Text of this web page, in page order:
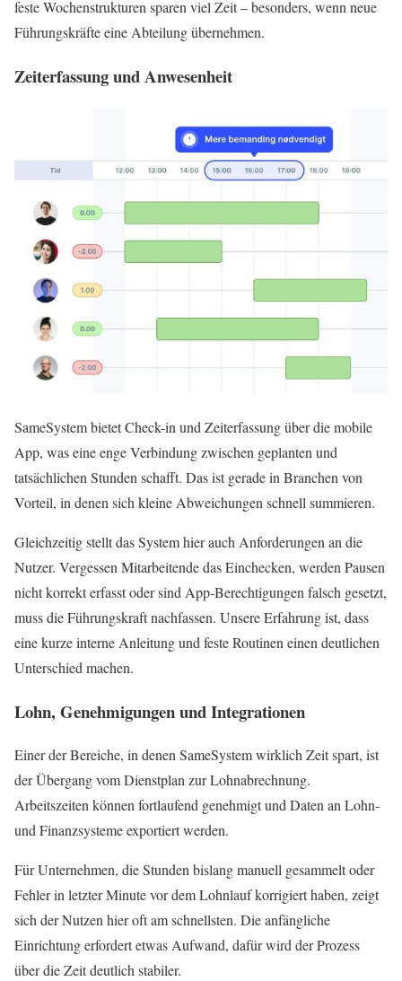
feste Wochenstrukturen sparen viel Zeit – besonders, wenn neue
Führungskräfte eine Abteilung übernehmen.
Zeiterfassung und Anwesenheit
SameSystem bietet Check-in und Zeiterfassung über die mobile
App, was eine enge Verbindung zwischen geplanten und
tatsächlichen Stunden schafft. Das ist gerade in Branchen von
Vorteil, in denen sich kleine Abweichungen schnell summieren.
Gleichzeitig stellt das System hier auch Anforderungen an die
Nutzer. Vergessen Mitarbeitende das Einchecken, werden Pausen
nicht korrekt erfasst oder sind App-Berechtigungen falsch gesetzt,
muss die Führungskraft nachfassen. Unsere Erfahrung ist, dass
eine kurze interne Anleitung und feste Routinen einen deutlichen
Unterschied machen.
Lohn, Genehmigungen und Integrationen
Einer der Bereiche, in denen SameSystem wirklich Zeit spart, ist
der Übergang vom Dienstplan zur Lohnabrechnung.
Arbeitszeiten können fortlaufend genehmigt und Daten an Lohn-
und Finanzsysteme exportiert werden.
Für Unternehmen, die Stunden bislang manuell gesammelt oder
Fehler in letzter Minute vor dem Lohnlauf korrigiert haben, zeigt
sich der Nutzen hier oft am schnellsten. Die anfängliche
Einrichtung erfordert etwas Aufwand, dafür wird der Prozess
über die Zeit deutlich stabiler.